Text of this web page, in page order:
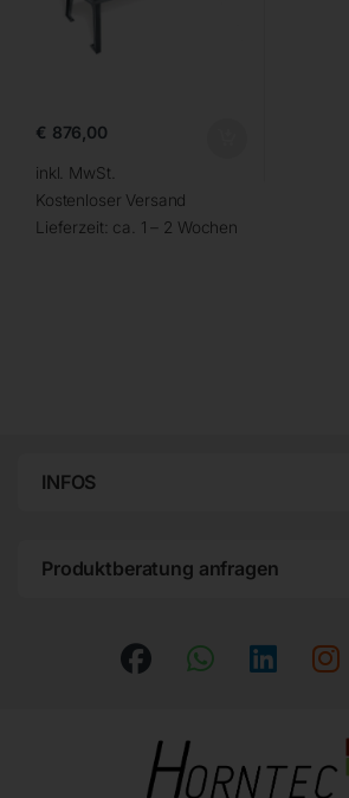
€ 876,00
inkl. MwSt.
Kostenloser Versand
Lieferzeit: ca. 1 – 2 Wochen
INFOS
Produktberatung anfragen